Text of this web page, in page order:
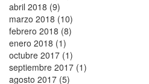
abril 2018 (9)
marzo 2018 (10)
febrero 2018 (8)
enero 2018 (1)
octubre 2017 (1)
septiembre 2017 (1)
agosto 2017 (5)